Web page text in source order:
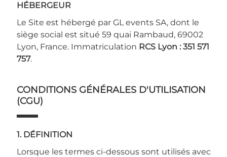
HÉBERGEUR
Le Site est hébergé par GL events SA, dont le
siège social est situé 59 quai Rambaud, 69002
Lyon, France. Immatriculation RCS Lyon : 351 571
757.
CONDITIONS GÉNÉRALES D'UTILISATION
(CGU)
1. DÉFINITION
Lorsque les termes ci-dessous sont utilisés avec